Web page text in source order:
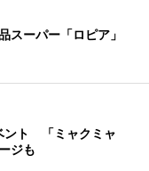
スーパー「ロピア」
ント 「ミャクミャ
ジも